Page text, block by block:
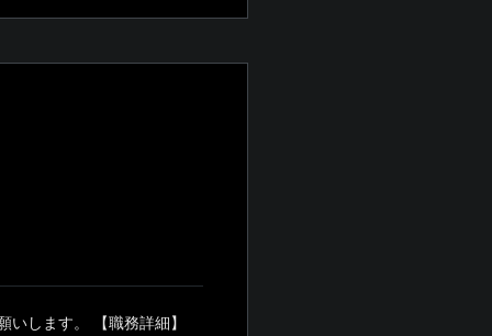
いします。 【職務詳細】